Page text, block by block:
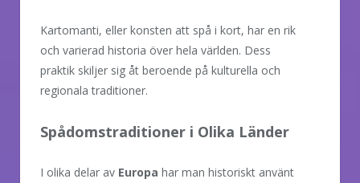
Kartomanti, eller konsten att spå i kort, har en rik
och varierad historia över hela världen. Dess
praktik skiljer sig åt beroende på kulturella och
regionala traditioner.
Spådomstraditioner i Olika Länder
I olika delar av Europa har man historiskt använt